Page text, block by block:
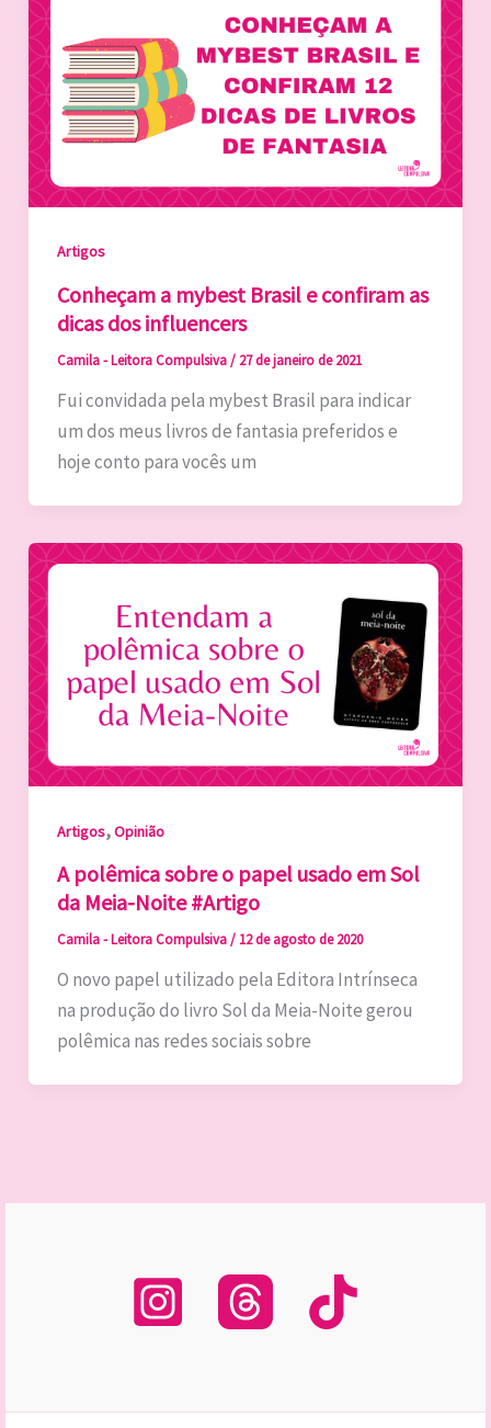
Artigos
Conheçam a mybest Brasil e confiram as
dicas dos influencers
Camila - Leitora Compulsiva/ 27 de janeiro de 2021
Fui convidada pela mybest Brasil para indicar
um dos meus livros de fantasia preferidos e
hoje conto para vocês um
Artigos,Opinião
A polêmica sobre o papel usado em Sol
da Meia-Noite #Artigo
Camila - Leitora Compulsiva/ 12 de agosto de 2020
O novo papel utilizado pela Editora Intrínseca
na produção do livro Sol da Meia-Noite gerou
polêmica nas redes sociais sobre